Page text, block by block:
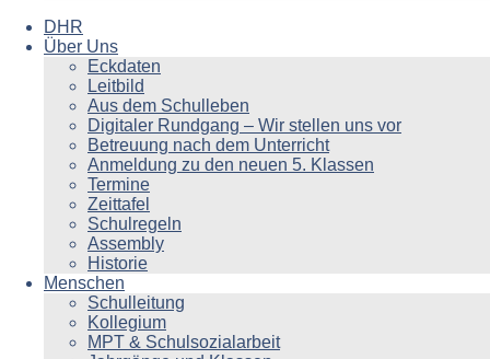
DHR
Über Uns
Eckdaten
Leitbild
Aus dem Schulleben
Digitaler Rundgang – Wir stellen uns vor
Betreuung nach dem Unterricht
Anmeldung zu den neuen 5. Klassen
Termine
Zeittafel
Schulregeln
Assembly
Historie
Menschen
Schulleitung
Kollegium
MPT & Schulsozialarbeit